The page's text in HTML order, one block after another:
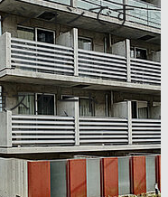
ションです
スタート